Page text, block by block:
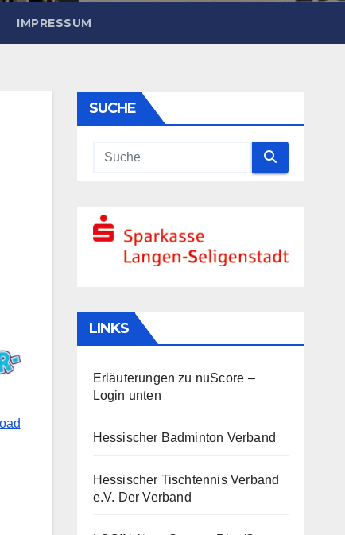
IMPRESSUM
SUCHE
LINKS
Erläuterungen zu nuScore –
Login unten
Hessischer Badminton Verband
Hessischer Tischtennis Verband
e.V. Der Verband